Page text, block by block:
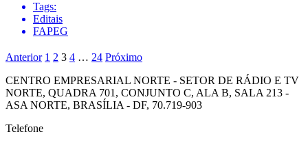
Tags:
Editais
FAPEG
Anterior 1 2 3 4 … 24 Próximo
CENTRO EMPRESARIAL NORTE - SETOR DE RÁDIO E TV
NORTE, QUADRA 701, CONJUNTO C, ALA B, SALA 213 -
ASA NORTE, BRASÍLIA - DF, 70.719-903
Telefone